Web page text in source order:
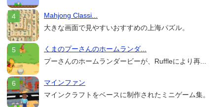
Mahjong Classi...
大きな画面で見やすいおすすめの上海パズル。
くまのプーさんのホームランダ...
プーさんのホームランダービーが、Ruffleにより再...
マインファン
マインクラフトをベースに制作されたミニゲーム集。